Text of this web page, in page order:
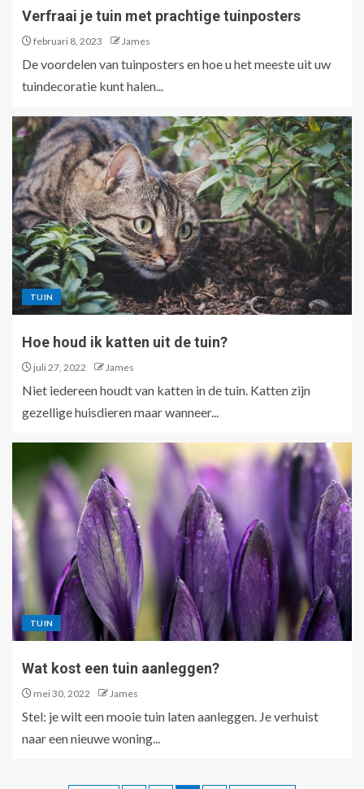
Verfraai je tuin met prachtige tuinposters
februari 8, 2023 James
De voordelen van tuinposters en hoe u het meeste uit uw
tuindecoratie kunt halen...
TUIN
Hoe houd ik katten uit de tuin?
juli 27, 2022 James
Niet iedereen houdt van katten in de tuin. Katten zijn
gezellige huisdieren maar wanneer...
TUIN
Wat kost een tuin aanleggen?
mei 30, 2022 James
Stel: je wilt een mooie tuin laten aanleggen. Je verhuist
naar een nieuwe woning...